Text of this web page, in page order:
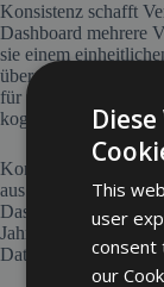
Konsistenz schafft
Dashboard mehrere
sie einem
überall dasselbe.
für vergleichbare
kognitive Last und
Kontext ist
aus. Sind 50
Das hängt von der
Jahreszeit ab.
Daten liefern den
This
user
consent
our